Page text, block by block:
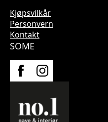
Kjøpsvilkår
Personvern
Kontakt
SOME